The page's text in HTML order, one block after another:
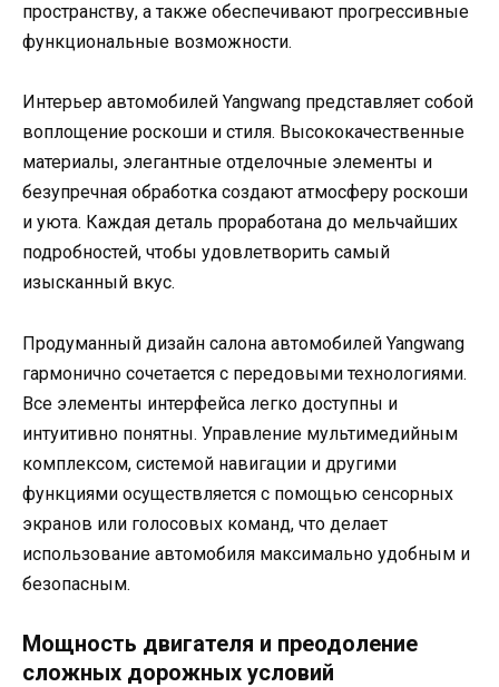
пространству, а также обеспечивают прогрессивные
функциональные возможности.
Интерьер автомобилей Yangwang представляет собой
воплощение роскоши и стиля. Высококачественные
материалы, элегантные отделочные элементы и
безупречная обработка создают атмосферу роскоши
и уюта. Каждая деталь проработана до мельчайших
подробностей, чтобы удовлетворить самый
изысканный вкус.
Продуманный дизайн салона автомобилей Yangwang
гармонично сочетается с передовыми технологиями.
Все элементы интерфейса легко доступны и
интуитивно понятны. Управление мультимедийным
комплексом, системой навигации и другими
функциями осуществляется с помощью сенсорных
экранов или голосовых команд, что делает
использование автомобиля максимально удобным и
безопасным.
Мощность двигателя и преодоление
сложных дорожных условий